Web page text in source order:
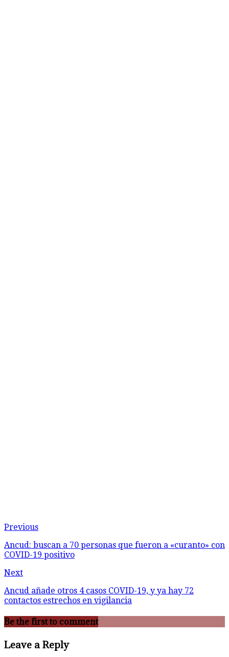
Previous
Ancud: buscan a 70 personas que fueron a «curanto» con
COVID-19 positivo
Next
Ancud añade otros 4 casos COVID-19, y ya hay 72
contactos estrechos en vigilancia
Be the first to comment
Leave a Reply